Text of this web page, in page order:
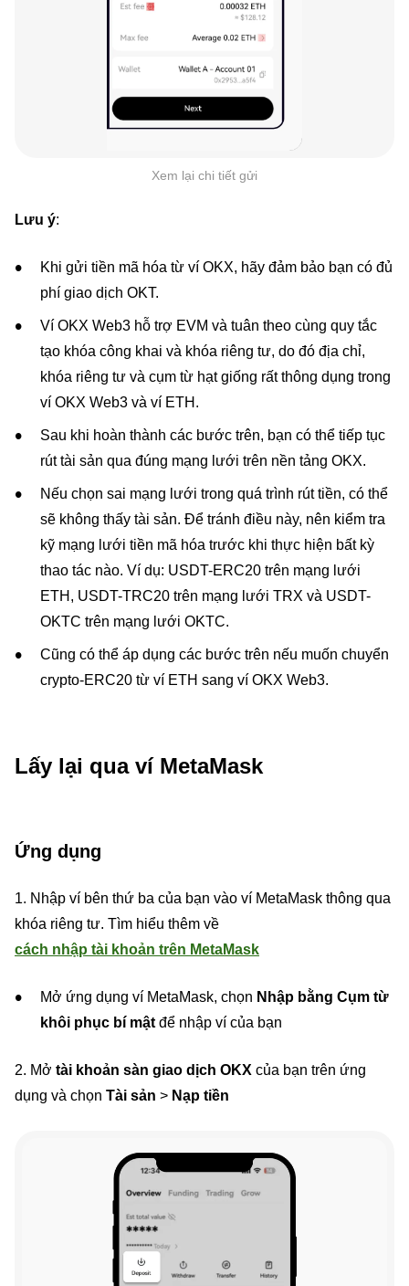
Xem lại chi tiết gửi
Lưu ý:
Khi gửi tiền mã hóa từ ví OKX, hãy đảm bảo bạn có đủ
phí giao dịch OKT.
Ví OKX Web3 hỗ trợ EVM và tuân theo cùng quy tắc
tạo khóa công khai và khóa riêng tư, do đó địa chỉ,
khóa riêng tư và cụm từ hạt giống rất thông dụng trong
ví OKX Web3 và ví ETH.
Sau khi hoàn thành các bước trên, bạn có thể tiếp tục
rút tài sản qua đúng mạng lưới trên nền tảng OKX.
Nếu chọn sai mạng lưới trong quá trình rút tiền, có thể
sẽ không thấy tài sản. Để tránh điều này, nên kiểm tra
kỹ mạng lưới tiền mã hóa trước khi thực hiện bất kỳ
thao tác nào. Ví dụ: USDT-ERC20 trên mạng lưới
ETH, USDT-TRC20 trên mạng lưới TRX và USDT-
OKTC trên mạng lưới OKTC.
Cũng có thể áp dụng các bước trên nếu muốn chuyển
crypto-ERC20 từ ví ETH sang ví OKX Web3.
Lấy lại qua ví MetaMask
Ứng dụng
1. Nhập ví bên thứ ba của bạn vào ví MetaMask thông qua
khóa riêng tư. Tìm hiểu thêm về
cách nhập tài khoản trên MetaMask
Mở ứng dụng ví MetaMask, chọn Nhập bằng Cụm từ
khôi phục bí mật để nhập ví của bạn
2. Mở tài khoản sàn giao dịch OKX của bạn trên ứng
dụng và chọn Tài sản > Nạp tiền